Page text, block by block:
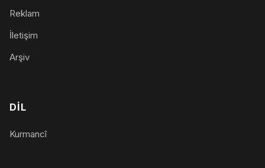
Reklam
İletişim
Arşiv
DIL
Kurmancî